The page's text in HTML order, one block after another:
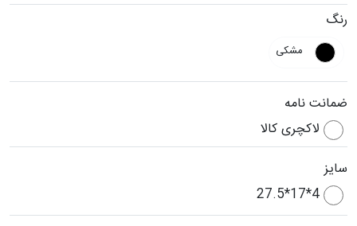
رنگ
مشکی
ضمانت نامه
لاکچری کالا
سایز
4*17*27.5